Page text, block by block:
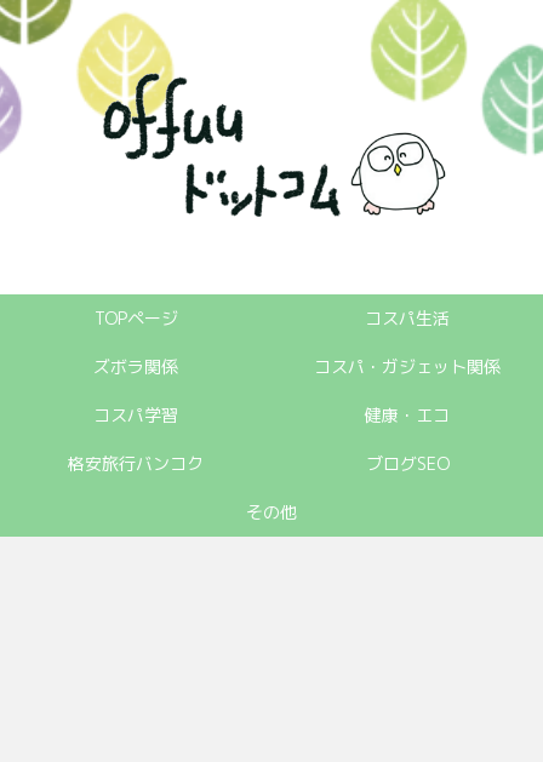
TOPページ コスパ生活
ズボラ関係 コスパ・ガジェット関係
コスパ学習 健康・エコ
格安旅行バンコク ブログSEO
その他